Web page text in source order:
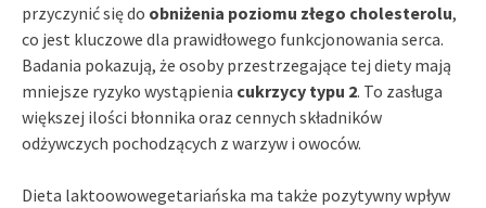
przyczynić się do obniżenia poziomu złego cholesterolu,
co jest kluczowe dla prawidłowego funkcjonowania serca.
Badania pokazują, że osoby przestrzegające tej diety mają
mniejsze ryzyko wystąpienia cukrzycy typu 2. To zasługa
większej ilości błonnika oraz cennych składników
odżywczych pochodzących z warzyw i owoców.
Dieta laktoowowegetariańska ma także pozytywny wpływ